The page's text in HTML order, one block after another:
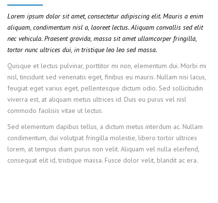
Lorem ipsum dolor sit amet, consectetur adipiscing elit. Mauris a enim
aliquam, condimentum nisl a, laoreet lectus. Aliquam convallis sed elit
nec vehicula. Praesent gravida, massa sit amet ullamcorper fringilla,
tortor nunc ultrices dui, in tristique leo leo sed massa.
Quisque et lectus pulvinar, porttitor mi non, elementum dui. Morbi mi
nisl, tincidunt sed venenatis eget, finibus eu mauris. Nullam nisi lacus,
feugiat eget varius eget, pellentesque dictum odio. Sed sollicitudin
viverra est, at aliquam metus ultrices id. Duis eu purus vel nisl
commodo facilisis vitae ut lectus.
Sed elementum dapibus tellus, a dictum metus interdum ac. Nullam
condimentum, dui volutpat fringilla molestie, libero tortor ultrices
lorem, at tempus diam purus non velit. Aliquam vel nulla eleifend,
consequat elit id, tristique massa. Fusce dolor velit, blandit ac era.